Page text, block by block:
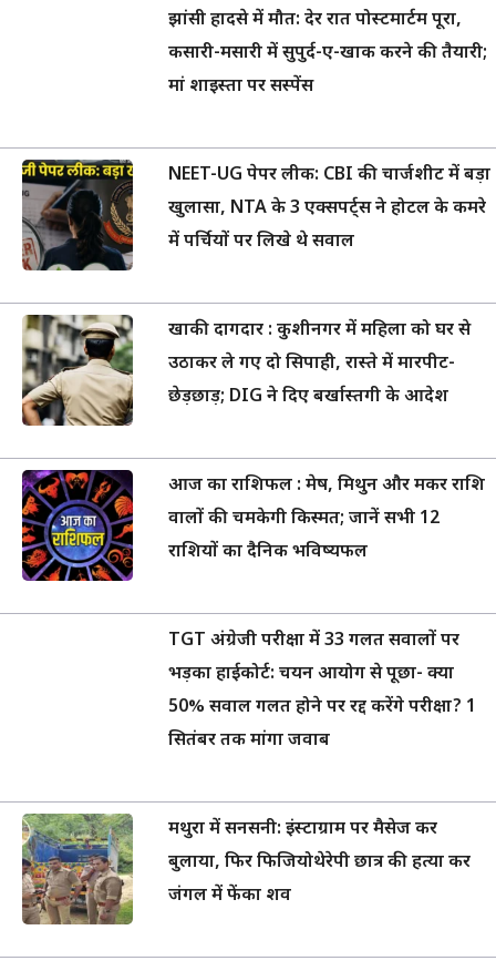
झांसी हादसे में मौत: देर रात पोस्टमार्टम पूरा,
कसारी-मसारी में सुपुर्द-ए-खाक करने की तैयारी;
मां शाइस्ता पर सस्पेंस
NEET-UG पेपर लीक: CBI की चार्जशीट में बड़ा
खुलासा, NTA के 3 एक्सपर्ट्स ने होटल के कमरे
में पर्चियों पर लिखे थे सवाल
खाकी दागदार : कुशीनगर में महिला को घर से
उठाकर ले गए दो सिपाही, रास्ते में मारपीट-
छेड़छाड़; DIG ने दिए बर्खास्तगी के आदेश
आज का राशिफल : मेष, मिथुन और मकर राशि
वालों की चमकेगी किस्मत; जानें सभी 12
राशियों का दैनिक भविष्यफल
TGT अंग्रेजी परीक्षा में 33 गलत सवालों पर
भड़का हाईकोर्ट: चयन आयोग से पूछा- क्या
50% सवाल गलत होने पर रद्द करेंगे परीक्षा? 1
सितंबर तक मांगा जवाब
मथुरा में सनसनी: इंस्टाग्राम पर मैसेज कर
बुलाया, फिर फिजियोथेरेपी छात्र की हत्या कर
जंगल में फेंका शव